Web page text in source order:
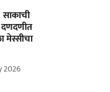
दणदणीत
मेस्सीचा
2026